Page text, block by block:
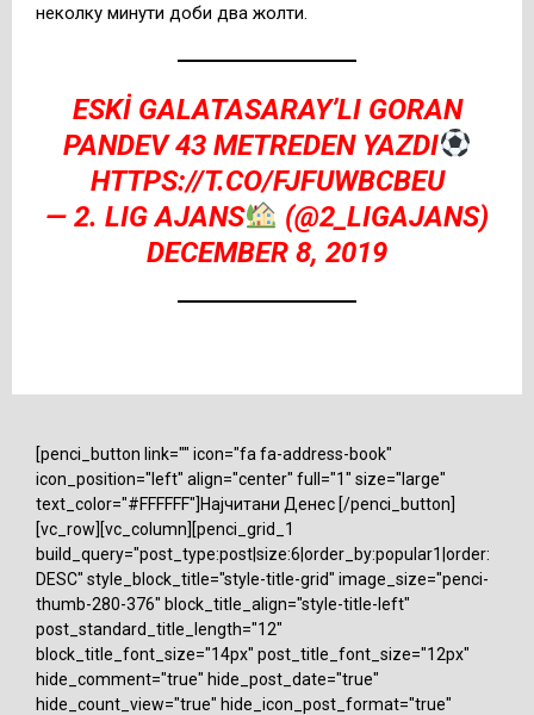
неколку минути доби два жолти.
ESKI GALATASARAY’LI GORAN
PANDEV 43 METREDEN YAZDI
HTTPS://T.CO/FJFUWBCBEU
— 2. LIG AJANS
(@2_LIGAJANS)
DECEMBER 8, 2019
[penci_button link="" icon="fa fa-address-book"
icon_position="left" align="center" full="1" size="large"
text_color="#FFFFFF"]Најчитани Денес [/penci_button]
[vc_row][vc_column][penci_grid_1
build_query="post_type:post|size:6|order_by:popular1|order:
DESC" style_block_title="style-title-grid" image_size="penci-
thumb-280-376" block_title_align="style-title-left"
post_standard_title_length="12"
block_title_font_size="14px" post_title_font_size="12px"
hide_comment="true" hide_post_date="true"
hide_count_view="true" hide_icon_post_format="true"